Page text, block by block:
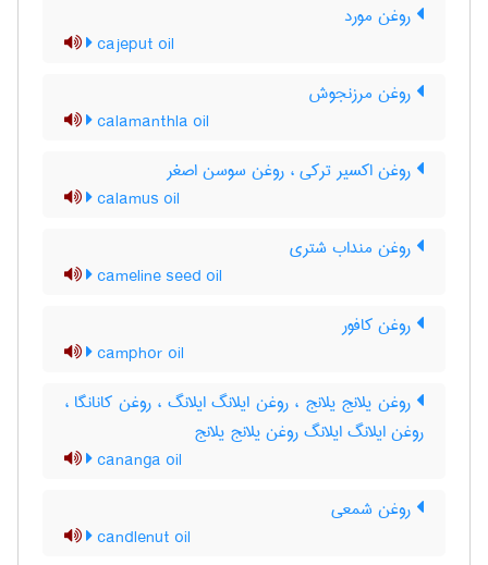
روغن مورد
cajeput oil
روغن مرزنجوش
calamanthla oil
روغن اکسیر ترکی ، روغن سوسن اصغر
calamus oil
روغن منداب شتری
cameline seed oil
روغن کافور
camphor oil
روغن یلانج یلانج ، روغن ایلانگ ایلانگ ، روغن کانانگا ،
روغن ایلانگ ایلانگ روغن یلانج یلانج
cananga oil
روغن شمعی
candlenut oil